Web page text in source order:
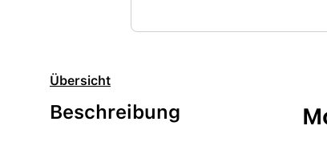
Übersicht
Beschreibung